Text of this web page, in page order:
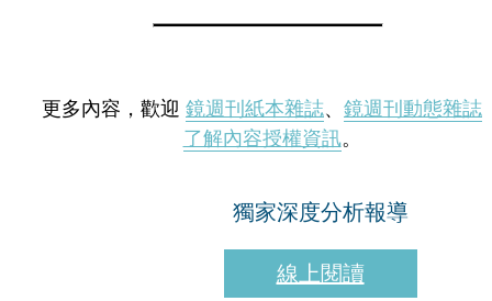
更多內容，歡迎 鏡週刊紙本雜誌、 鏡週刊動態雜誌
了解內容授權資訊。
獨家深度分析報導
線上閱讀